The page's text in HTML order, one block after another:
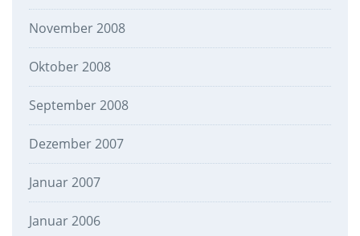
November 2008
Oktober 2008
September 2008
Dezember 2007
Januar 2007
Januar 2006